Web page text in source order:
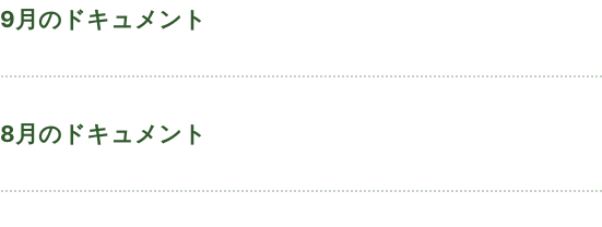
9月のドキュメント
8月のドキュメント